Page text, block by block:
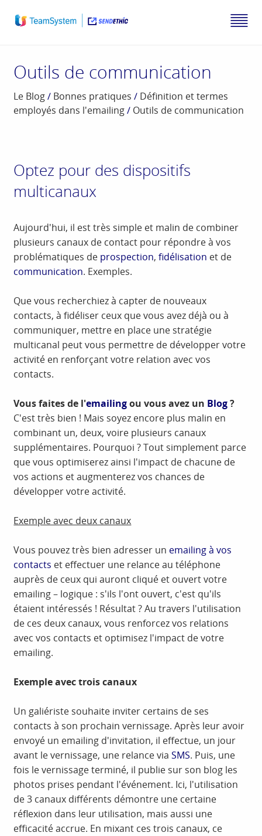
Outils de communication
Le Blog/ Bonnes pratiques / Définition et termes
employés dans l'emailing/ Outils de communication
Optez pour des dispositifs
multicanaux
Aujourd'hui, il est très simple et malin de combiner
plusieurs canaux de contact pour répondre à vos
problématiques de prospection,fidélisation et de
communication. Exemples.
Que vous recherchiez à capter de nouveaux
contacts, à fidéliser ceux que vous avez déjà ou à
communiquer, mettre en place une stratégie
multicanal peut vous permettre de développer votre
activité en renforçant votre relation avec vos
contacts.
Vous faites de l'emailingou vous avez un Blog?
C'est très bien ! Mais soyez encore plus malin en
combinant un, deux, voire plusieurs canaux
supplémentaires. Pourquoi ? Tout simplement parce
que vous optimiserez ainsi l'impact de chacune de
vos actions et augmenterez vos chances de
développer votre activité.
Exemple avec deux canaux
Vous pouvez très bien adresser un emailing à vos
contacts et effectuer une relance au téléphone
auprès de ceux qui auront cliqué et ouvert votre
emailing – logique : s'ils l'ont ouvert, c'est qu'ils
étaient intéressés ! Résultat ? Au travers l'utilisation
de ces deux canaux, vous renforcez vos relations
avec vos contacts et optimisez l'impact de votre
emailing.
Exemple avec trois canaux
Un galiériste souhaite inviter certains de ses
contacts à son prochain vernissage. Après leur avoir
envoyé un emailing d'invitation, il effectue, un jour
avant le vernissage, une relance viaSMS. Puis, une
fois le vernissage terminé, il publie sur son blog les
photos prises pendant l'événement. Ici, l'utilisation
de 3 canaux différents démontre une certaine
réflexion dans leur utilisation, mais aussi une
efficacité accrue. En mixant ces trois canaux, ce